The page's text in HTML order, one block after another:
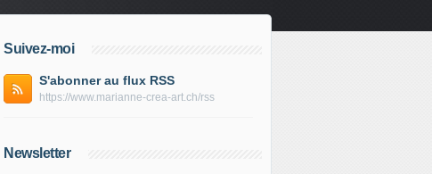
Suivez-moi
S'abonner au flux RSS
https://www.marianne-crea-art.ch/rss
Newsletter